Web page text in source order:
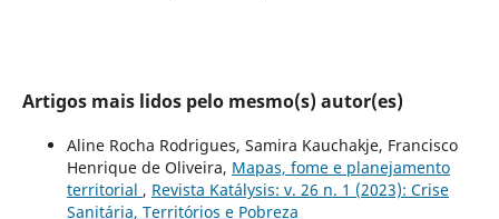
Artigos mais lidos pelo mesmo(s) autor(es)
Aline Rocha Rodrigues, Samira Kauchakje, Francisco
Henrique de Oliveira, Mapas, fome e planejamento
territorial , Revista Katálysis: v. 26 n. 1 (2023): Crise
Sanitária, Territórios e Pobreza